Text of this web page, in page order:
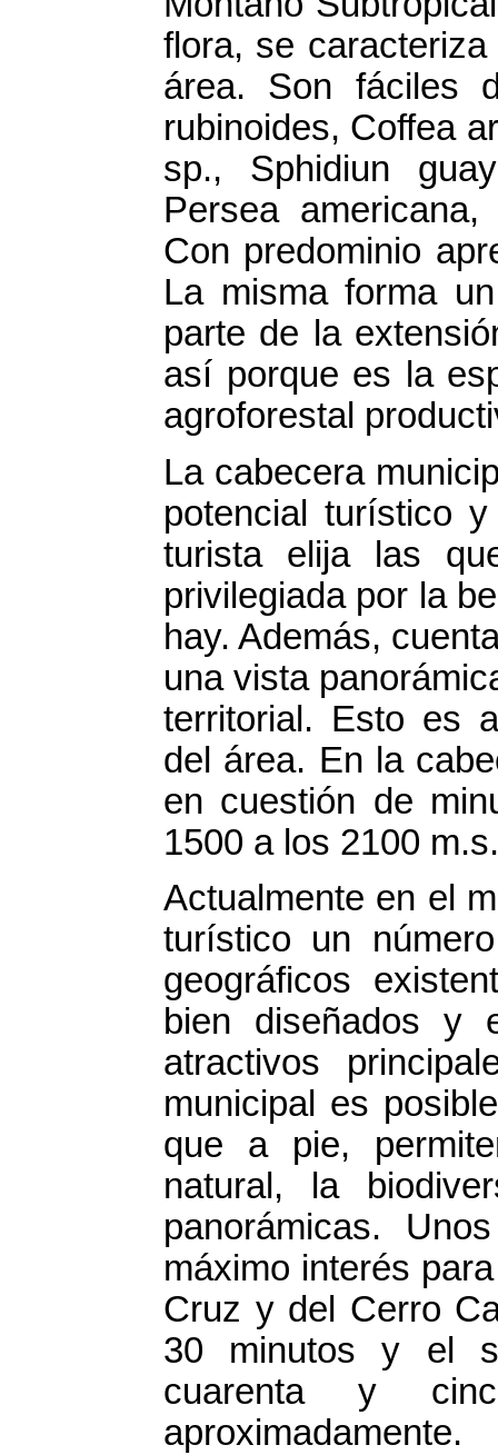
flora, se
área. Son fáciles
rubinoides, Coffea
sp., Sphidiun
Persea
Con predominio
La misma forma
parte de la
así porque es la
agroforestal
La cabecera
potencial turístico
turista elija las
privilegiada por la
hay. Además,
una vista
territorial. Esto es
del área. En la
en cuestión de
1500 a los 2100
Actualmente en el
turístico un
geográficos
bien diseñados y
atractivos
municipal es
que a pie,
natural, la
panorámicas.
máximo interés
Cruz y del Cerro
30 minutos y el
cuarenta y
aproximadamente.